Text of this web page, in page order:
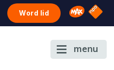
Word lid Omroep
NPO
menu